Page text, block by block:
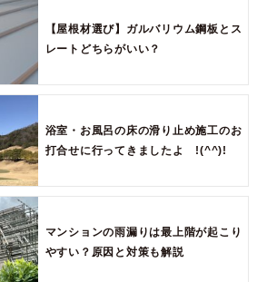
【屋根材選び】ガルバリウム鋼板とス
レートどちらがいい？
浴室・お風呂の床の滑り止め施工のお
打合せに行ってきましたよ !(^^)!
マンションの雨漏りは最上階が起こり
やすい？原因と対策も解説